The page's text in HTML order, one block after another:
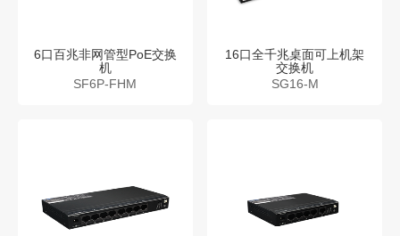
6口百兆非网管型PoE交换
机
SF6P-FHM
16口全千兆桌面可上机架
交换机
SG16-M